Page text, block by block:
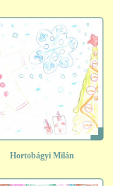
Hortobágyi Milán